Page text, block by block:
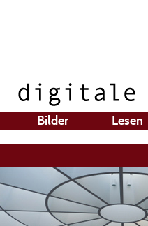
Bilder Lesen